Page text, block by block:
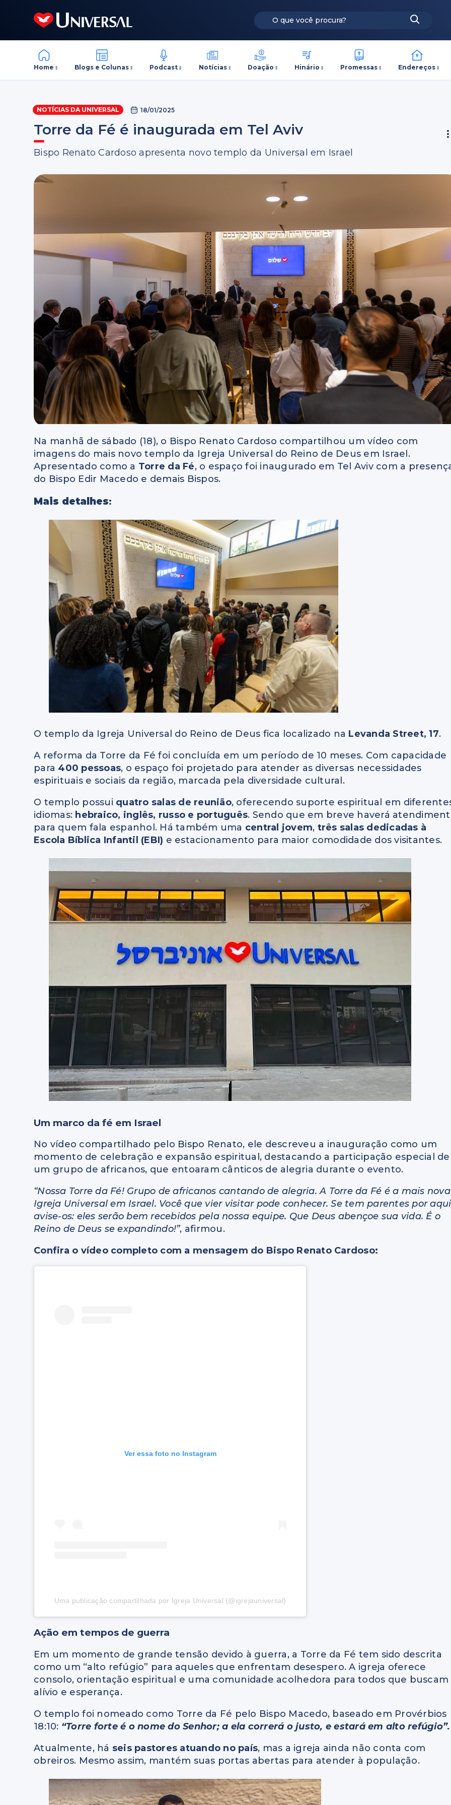
Home Blogs e Colunas Podcast Notícias Doação Hinário Promessas Endereços
NOTÍCIAS DA UNIVERSAL 18/01/2025
Torre da Fé é inaugurada em Tel Aviv
Bispo Renato Cardoso apresenta novo templo da Universal em Israel
Na manhã de sábado (18), o Bispo Renato Cardoso compartilhou um vídeo com
imagens do mais novo templo da Igreja Universal do Reino de Deus em Israel.
Apresentado como a Torre da Fé, o espaço foi inaugurado em Tel Aviv com a
do Bispo Edir Macedo e demais Bispos.
Mais detalhes:
O templo da Igreja Universal do Reino de Deus fica localizado na Levanda Street, 17.
A reforma da Torre da Fé foi concluída em um período de 10 meses. Com capacidade
para 400 pessoas, o espaço foi projetado para atender as diversas necessidades
espirituais e sociais da região, marcada pela diversidade cultural.
O templo possui quatro salas de reunião, oferecendo suporte espiritual em
idiomas: hebraico, inglês, russo e português. Sendo que em breve haverá
para quem fala espanhol. Há também uma central jovem, três salas dedicadas à
Escola Bíblica Infantil (EBI) e estacionamento para maior comodidade dos visitantes.
Um marco da fé em Israel
No vídeo compartilhado pelo Bispo Renato, ele descreveu a inauguração como um
momento de celebração e expansão espiritual, destacando a participação especial de
um grupo de africanos, que entoaram cânticos de alegria durante o evento.
“Nossa Torre da Fé! Grupo de africanos cantando de alegria. A Torre da Fé é a mais nova
Igreja Universal em Israel. Você que vier visitar pode conhecer. Se tem parentes por
avise-os: eles serão bem recebidos pela nossa equipe. Que Deus abençoe sua vida. É o
Reino de Deus se expandindo!”, afirmou.
Confira o vídeo completo com a mensagem do Bispo Renato Cardoso:
Ver essa foto no Instagram
Uma publicação compartilhada por Igreja Universal (@igrejauniversal)
Ação em tempos de guerra
Em um momento de grande tensão devido à guerra, a Torre da Fé tem sido descrita
como um “alto refúgio” para aqueles que enfrentam desespero. A igreja oferece
consolo, orientação espiritual e uma comunidade acolhedora para todos que buscam
alívio e esperança.
O templo foi nomeado como Torre da Fé pelo Bispo Macedo, baseado em Provérbios
18:10: “Torre forte é o nome do Senhor; a ela correrá o justo, e estará em alto refúgio”.
Atualmente, há seis pastores atuando no país, mas a igreja ainda não conta com
obreiros. Mesmo assim, mantém suas portas abertas para atender à população.